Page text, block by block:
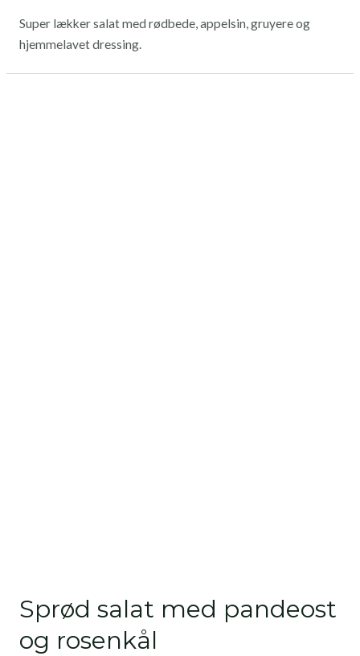
Super lækker salat med rødbede, appelsin, gruyere og
hjemmelavet dressing.
Sprød salat med pandeost
og rosenkål